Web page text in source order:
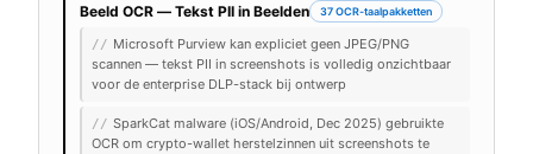
Beeld OCR — Tekst PII in Beelden 37 OCR-taalpakketten
// Microsoft Purview kan expliciet geen JPEG/PNG
scannen — tekst PII in screenshots is volledig onzichtbaar
voor de enterprise DLP-stack bij ontwerp
// SparkCat malware (iOS/Android, Dec 2025) gebruikte
OCR om crypto-wallet herstelzinnen uit screenshots te